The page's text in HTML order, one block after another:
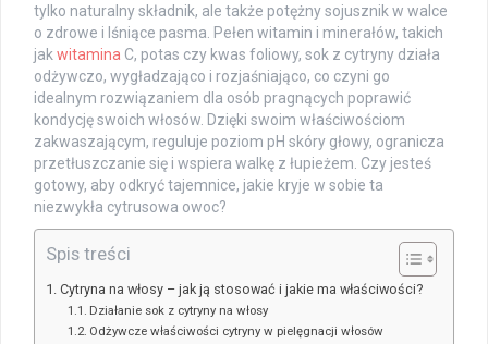
tylko naturalny składnik, ale także potężny sojusznik w walce
o zdrowe i lśniące pasma. Pełen witamin i minerałów, takich
jakwitamina C, potas czy kwas foliowy, sok z cytryny działa
odżywczo, wygładzająco i rozjaśniająco, co czyni go
idealnym rozwiązaniem dla osób pragnących poprawić
kondycję swoich włosów. Dzięki swoim właściwościom
zakwaszającym, reguluje poziom pH skóry głowy, ogranicza
przetłuszczanie się i wspiera walkę z łupieżem. Czy jesteś
gotowy, aby odkryć tajemnice, jakie kryje w sobie ta
niezwykła cytrusowa owoc?
Spis treści
Cytryna na włosy – jak ją stosować i jakie ma właściwości?
Działanie sok z cytryny na włosy
Odżywcze właściwości cytryny w pielęgnacji włosów